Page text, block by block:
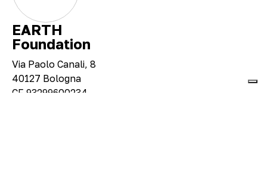
EARTH
Foundation
Via Paolo Canali, 8
40127 Bologna
CF 93299600234